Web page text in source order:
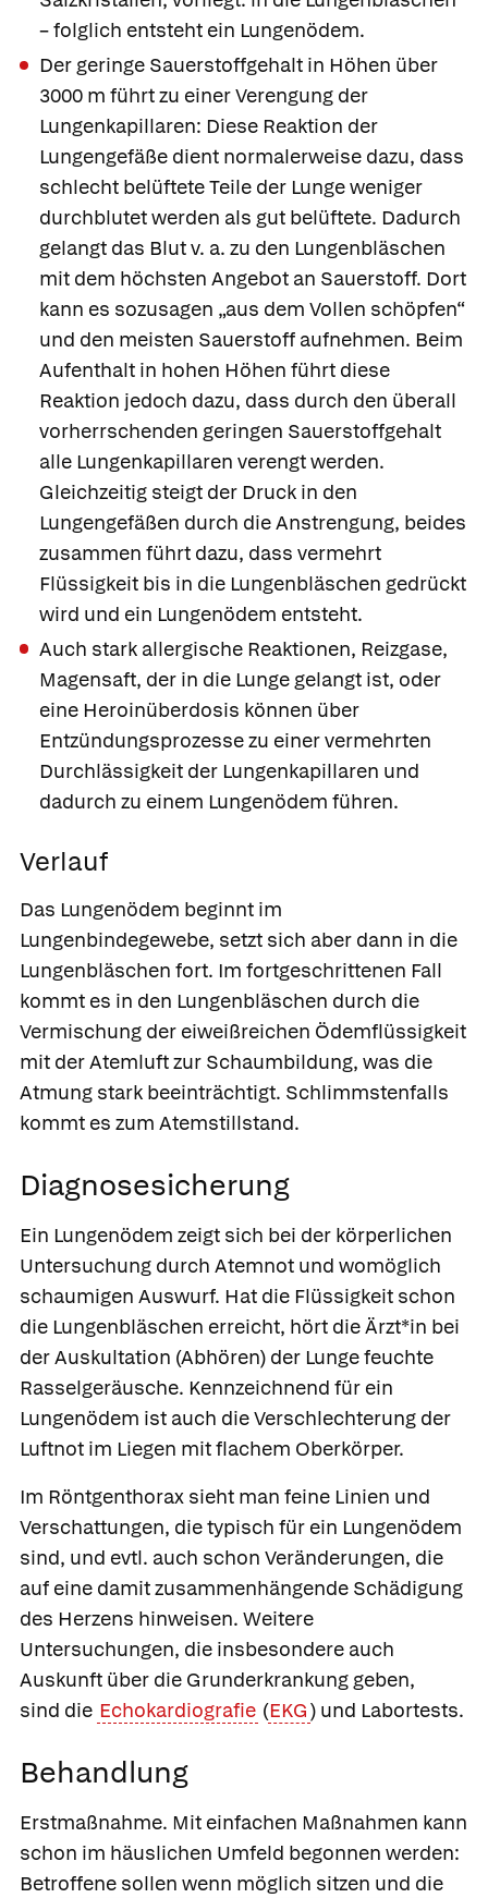
– folglich entsteht ein Lungenödem.
Der geringe Sauerstoffgehalt in Höhen über
3000 m führt zu einer Verengung der
Lungenkapillaren: Diese Reaktion der
Lungengefäße dient normalerweise dazu, dass
schlecht belüftete Teile der Lunge weniger
durchblutet werden als gut belüftete. Dadurch
gelangt das Blut v. a. zu den Lungenbläschen
mit dem höchsten Angebot an Sauerstoff. Dort
kann es sozusagen „aus dem Vollen schöpfen“
und den meisten Sauerstoff aufnehmen. Beim
Aufenthalt in hohen Höhen führt diese
Reaktion jedoch dazu, dass durch den überall
vorherrschenden geringen Sauerstoffgehalt
alle Lungenkapillaren verengt werden.
Gleichzeitig steigt der Druck in den
Lungengefäßen durch die Anstrengung, beides
zusammen führt dazu, dass vermehrt
Flüssigkeit bis in die Lungenbläschen gedrückt
wird und ein Lungenödem entsteht.
Auch stark allergische Reaktionen, Reizgase,
Magensaft, der in die Lunge gelangt ist, oder
eine Heroinüberdosis können über
Entzündungsprozesse zu einer vermehrten
Durchlässigkeit der Lungenkapillaren und
dadurch zu einem Lungenödem führen.
Verlauf
Das Lungenödem beginnt im
Lungenbindegewebe, setzt sich aber dann in die
Lungenbläschen fort. Im fortgeschrittenen Fall
kommt es in den Lungenbläschen durch die
Vermischung der eiweißreichen Ödemflüssigkeit
mit der Atemluft zur Schaumbildung, was die
Atmung stark beeinträchtigt. Schlimmstenfalls
kommt es zum Atemstillstand.
Diagnosesicherung
Ein Lungenödem zeigt sich bei der körperlichen
Untersuchung durch Atemnot und womöglich
schaumigen Auswurf. Hat die Flüssigkeit schon
die Lungenbläschen erreicht, hört die Ärzt*in bei
der Auskultation (Abhören) der Lunge feuchte
Rasselgeräusche. Kennzeichnend für ein
Lungenödem ist auch die Verschlechterung der
Luftnot im Liegen mit flachem Oberkörper.
Im Röntgenthorax sieht man feine Linien und
Verschattungen, die typisch für ein Lungenödem
sind, und evtl. auch schon Veränderungen, die
auf eine damit zusammenhängende Schädigung
des Herzens hinweisen. Weitere
Untersuchungen, die insbesondere auch
Auskunft über die Grunderkrankung geben,
sind die Echokardiografie (EKG) und Labortests.
Behandlung
Erstmaßnahme. Mit einfachen Maßnahmen kann
schon im häuslichen Umfeld begonnen werden:
Betroffene sollen wenn möglich sitzen und die